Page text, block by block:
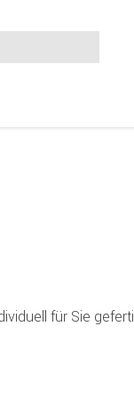
für Sie